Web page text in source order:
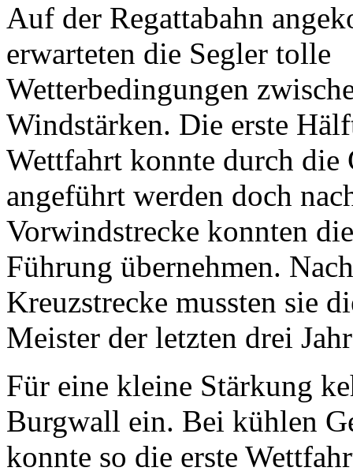
Auf der Regattabahn
erwarteten die Segler tolle
Wetterbedingungen
Windstärken. Die erste
Wettfahrt konnte durch die
angeführt werden doch
Vorwindstrecke konnten
Führung übernehmen.
Kreuzstrecke mussten sie
Meister der letzten drei
Für eine kleine Stärkung
Burgwall ein. Bei kühlen
konnte so die erste